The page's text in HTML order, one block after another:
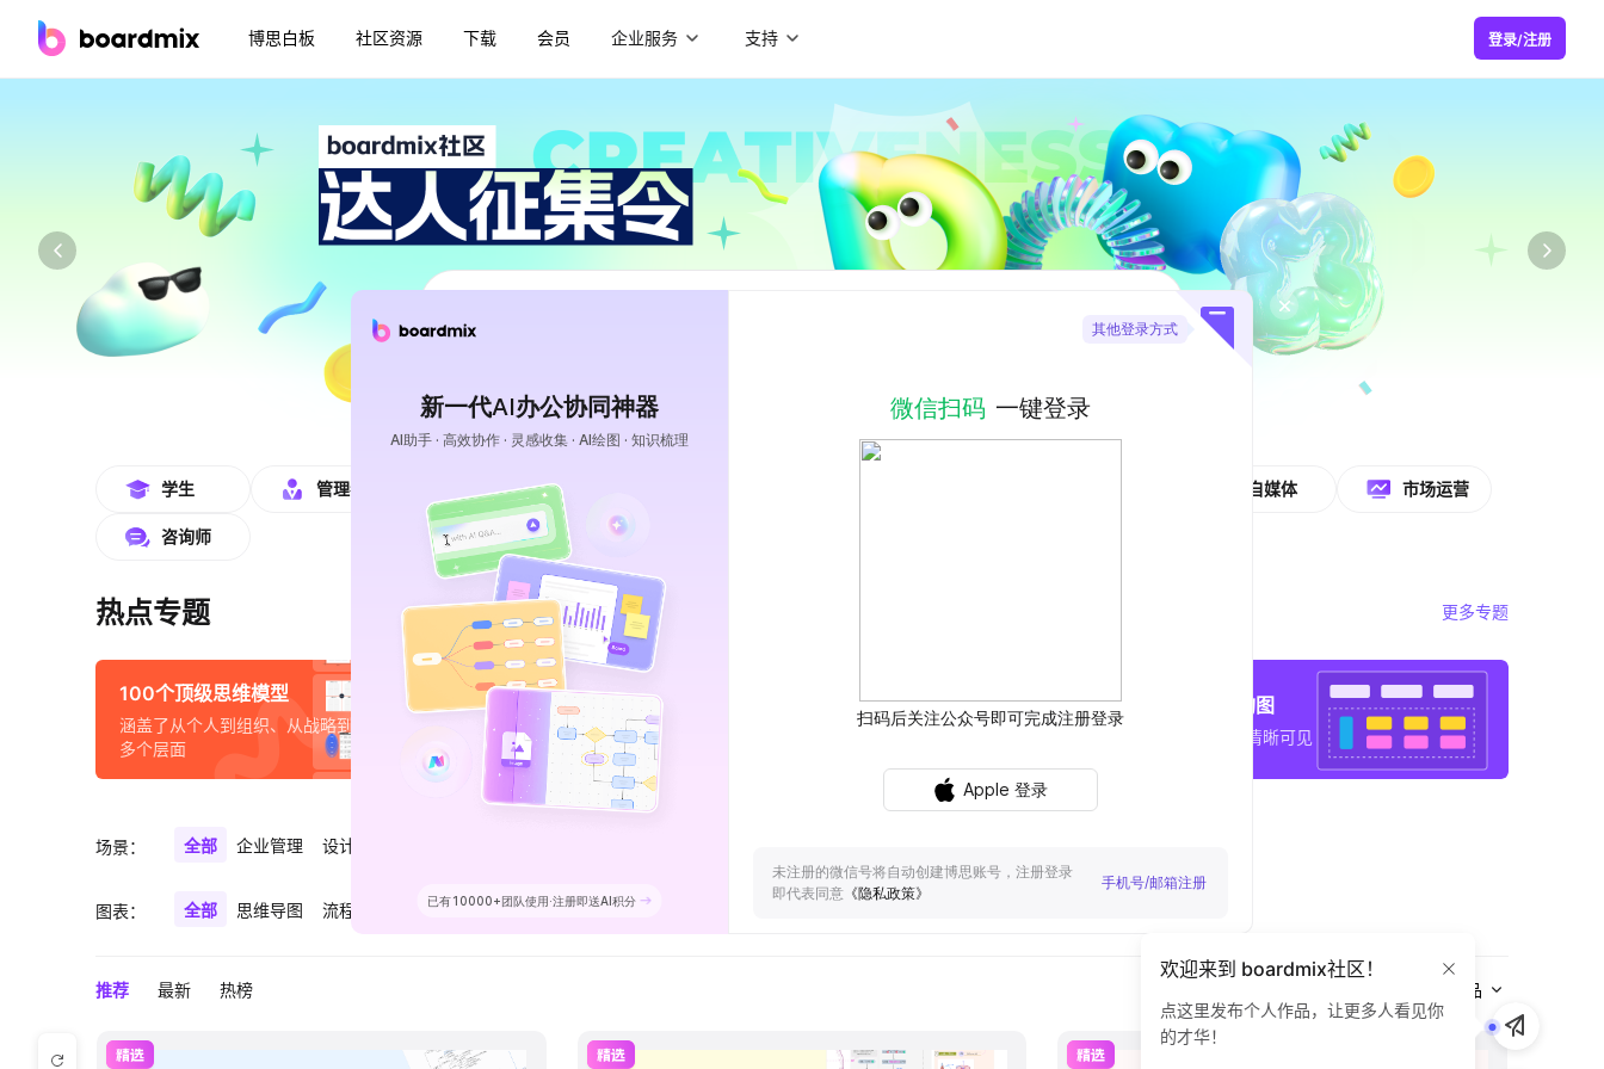
博思白板 社区资源 下载 会员 企业服务 支持 登录/注册
boardmix在线模板社区-海量模板免费下载使用
学生 管理者 产品经理 自媒体 市场运营
咨询师
热点专题 更多专题
100个顶级思维模型
涵盖了从个人到组织、从战略到执行的
多个层面
AI创意训练营
探索AI点燃思维火花
产品经理必备思维模型 精选架构图
系统脉络清晰可见
场景： 全部 企业管理 设计探索
图表： 全部 思维导图 流程图 架构图 科研制图 时间轴 手绘图
推荐 最新 热榜 全部作品
欢迎来到 boardmix社区！
点这里发布个人作品，让更多人看见你
的才华！